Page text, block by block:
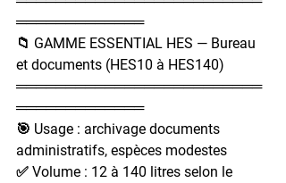
═════════════
📁 GAMME ESSENTIAL HES — Bureau
et documents (HES10 à HES140)
═════════════════════════
═════════════
🎯 Usage : archivage documents
administratifs, espèces modestes
✅ Volume : 12 à 140 litres selon le